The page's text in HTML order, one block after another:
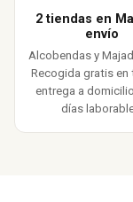
2 tiendas en
envío
Alcobendas y
Recogida gratis en
entrega a
días